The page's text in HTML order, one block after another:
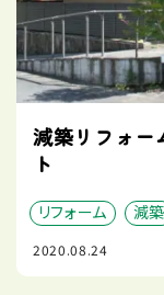
減築リフォー
ト
リフォーム 減築
2020.08.24